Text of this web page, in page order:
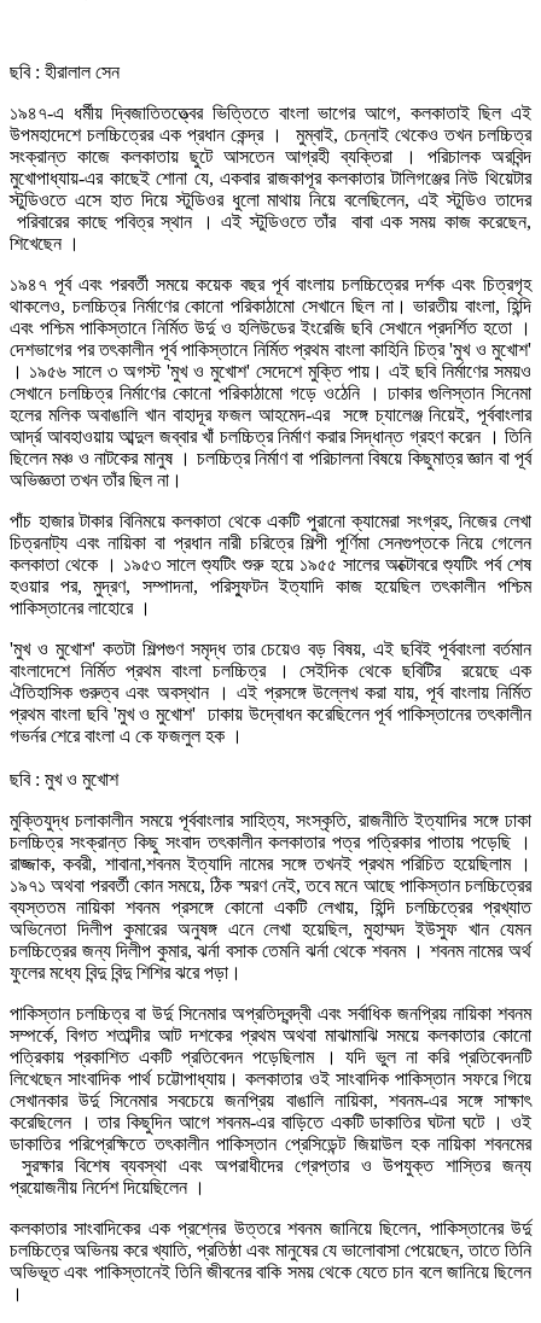
ছবি : হীরালাল সেন
১৯৪৭-এ ধর্মীয় দ্বিজাতিতত্ত্বের ভিত্তিতে বাংলা ভাগের আগে, কলকাতাই ছিল এই
উপমহাদেশে চলচ্চিত্রের এক প্রধান কেন্দ্র । মুম্বাই, চেন্নাই থেকেও তখন চলচ্চিত্র
সংক্রান্ত কাজে কলকাতায় ছুটে আসতেন আগ্রহী ব্যক্তিরা । পরিচালক অরবিন্দ
মুখোপাধ্যায়-এর কাছেই শোনা যে, একবার রাজকাপূর কলকাতার টালিগঞ্জের নিউ থিয়েটার
স্টুডিওতে এসে হাত দিয়ে স্টুডিওর ধুলো মাথায় নিয়ে বলেছিলেন, এই স্টুডিও তাদের
পরিবারের কাছে পবিত্র স্থান । এই স্টুডিওতে তাঁর বাবা এক সময় কাজ করেছেন,
শিখেছেন ।
১৯৪৭ পূর্ব এবং পরবর্তী সময়ে কয়েক বছর পূর্ব বাংলায় চলচ্চিত্রের দর্শক এবং চিত্রগৃহ
থাকলেও, চলচ্চিত্র নির্মাণের কোনো পরিকাঠামো সেখানে ছিল না। ভারতীয় বাংলা, হিন্দি
এবং পশ্চিম পাকিস্তানে নির্মিত উর্দু ও হলিউডের ইংরেজি ছবি সেখানে প্রদর্শিত হতো ।
দেশভাগের পর তৎকালীন পূর্ব পাকিস্তানে নির্মিত প্রথম বাংলা কাহিনি চিত্র 'মুখ ও মুখোশ'
। ১৯৫৬ সালে ৩ অগস্ট 'মুখ ও মুখোশ' সেদেশে মুক্তি পায়। এই ছবি নির্মাণের সময়ও
সেখানে চলচ্চিত্র নির্মাণের কোনো পরিকাঠামো গড়ে ওঠেনি । ঢাকার গুলিস্তান সিনেমা
হলের মলিক অবাঙালি খান বাহাদূর ফজল আহমেদ-এর সঙ্গে চ্যালেঞ্জ নিয়েই, পূর্ববাংলার
আর্দ্র আবহাওয়ায় আব্দুল জব্বার খাঁ চলচ্চিত্র নির্মাণ করার সিদ্ধান্ত গ্রহণ করেন । তিনি
ছিলেন মঞ্চ ও নাটকের মানুষ । চলচ্চিত্র নির্মাণ বা পরিচালনা বিষয়ে কিছুমাত্র জ্ঞান বা পূর্ব
অভিজ্ঞতা তখন তাঁর ছিল না।
পাঁচ হাজার টাকার বিনিময়ে কলকাতা থেকে একটি পুরানো ক্যামেরা সংগ্রহ, নিজের লেখা
চিত্রনাট্য এবং নায়িকা বা প্রধান নারী চরিত্রে শিল্পী পূর্ণিমা সেনগুপ্তকে নিয়ে গেলেন
কলকাতা থেকে ‌। ১৯৫৩ সালে শ্যুটিং শুরু হয়ে ১৯৫৫ সালের অক্টোবরে শ্যুটিং পর্ব শেষ
হওয়ার পর, মুদ্রণ, সম্পাদনা, পরিস্ফুটন ইত্যাদি কাজ হয়েছিল তৎকালীন পশ্চিম
পাকিস্তানের লাহোরে ।
'মুখ ও মুখোশ' কতটা শিল্পগুণ সমৃদ্ধ তার চেয়েও বড় বিষয়, এই ছবিই পূর্ববাংলা বর্তমান
বাংলাদেশে নির্মিত প্রথম বাংলা চলচ্চিত্র । সেইদিক থেকে ছবিটির রয়েছে এক
ঐতিহাসিক গুরুত্ব এবং অবস্থান । এই প্রসঙ্গে উল্লেখ করা যায়, পূর্ব বাংলায় নির্মিত
প্রথম বাংলা ছবি 'মুখ ও মুখোশ' ঢাকায় উদ্বোধন করেছিলেন পূর্ব পাকিস্তানের তৎকালীন
গভর্নর শেরে বাংলা এ কে ফজলুল হক ।
ছবি : মুখ ও মুখোশ
মুক্তিযুদ্ধ চলাকালীন সময়ে পূর্ববাংলার সাহিত্য, সংস্কৃতি, রাজনীতি ইত্যাদির সঙ্গে ঢাকা
চলচ্চিত্র সংক্রান্ত কিছু সংবাদ তৎকালীন কলকাতার পত্র পত্রিকার পাতায় পড়েছি ।
রাজ্জাক, কবরী, শাবানা,শবনম ইত্যাদি নামের সঙ্গে তখনই প্রথম পরিচিত হয়েছিলাম ।
১৯৭১ অথবা পরবর্তী কোন সময়ে, ঠিক স্মরণ নেই, তবে মনে আছে পাকিস্তান চলচ্চিত্রের
ব্যস্ততম নায়িকা শবনম প্রসঙ্গে কোনো একটি লেখায়, হিন্দি চলচ্চিত্রের প্রখ্যাত
অভিনেতা দিলীপ কুমারের অনুষঙ্গ এনে লেখা হয়েছিল, মুহাম্মদ ইউসুফ খান যেমন
চলচ্চিত্রের জন্য দিলীপ কুমার, ঝর্না বসাক তেমনি ঝর্না থেকে শবনম । শবনম নামের অর্থ
ফুলের মধ্যে বিন্দু বিন্দু শিশির ঝরে পড়া।
পাকিস্তান চলচ্চিত্র বা উর্দু সিনেমার অপ্রতিদ্বন্দ্বী এবং সর্বাধিক জনপ্রিয় নায়িকা শবনম
সম্পর্কে, বিগত শতাব্দীর আট দশকের প্রথম অথবা মাঝামাঝি সময়ে কলকাতার কোনো
পত্রিকায় প্রকাশিত একটি প্রতিবেদন পড়েছিলাম । যদি ভুল না করি প্রতিবেদনটি
লিখেছেন সাংবাদিক পার্থ চট্টোপাধ্যায়। কলকাতার ওই সাংবাদিক পাকিস্তান সফরে গিয়ে
সেখানকার উর্দু সিনেমার সবচেয়ে জনপ্রিয় বাঙালি নায়িকা, শবনম-এর সঙ্গে সাক্ষাৎ
করেছিলেন । তার কিছুদিন আগে শবনম-এর বাড়িতে একটি ডাকাতির ঘটনা ঘটে । ওই
ডাকাতির পরিপ্রেক্ষিতে তৎকালীন পাকিস্তান প্রেসিডেন্ট জিয়াউল হক নায়িকা শবনমের
সুরক্ষার বিশেষ ব্যবস্থা এবং অপরাধীদের গ্রেপ্তার ও উপযুক্ত শাস্তির জন্য
প্রয়োজনীয় নির্দেশ দিয়েছিলেন ‌।
কলকাতার সাংবাদিকের এক প্রশ্নের উত্তরে শবনম জানিয়ে ছিলেন, পাকিস্তানের উর্দু
চলচ্চিত্রে অভিনয় করে খ্যাতি, প্রতিষ্ঠা এবং মানুষের যে ভালোবাসা পেয়েছেন, তাতে তিনি
অভিভূত এবং পাকিস্তানেই তিনি জীবনের বাকি সময় থেকে যেতে চান বলে জানিয়ে ছিলেন
।